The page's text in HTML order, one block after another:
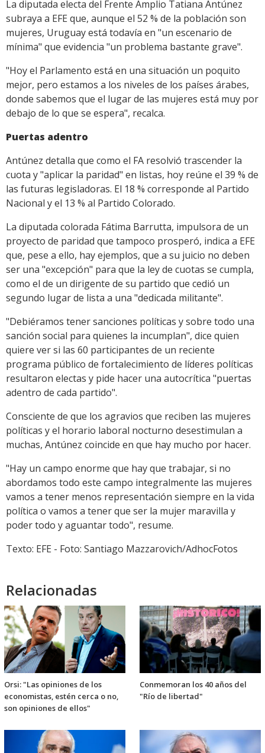
La diputada electa del Frente Amplio Tatiana Antúnez
subraya a EFE que, aunque el 52 % de la población son
mujeres, Uruguay está todavía en "un escenario de
mínima" que evidencia "un problema bastante grave".
"Hoy el Parlamento está en una situación un poquito
mejor, pero estamos a los niveles de los países árabes,
donde sabemos que el lugar de las mujeres está muy por
debajo de lo que se espera", recalca.
Puertas adentro
Antúnez detalla que como el FA resolvió trascender la
cuota y "aplicar la paridad" en listas, hoy reúne el 39 % de
las futuras legisladoras. El 18 % corresponde al Partido
Nacional y el 13 % al Partido Colorado.
La diputada colorada Fátima Barrutta, impulsora de un
proyecto de paridad que tampoco prosperó, indica a EFE
que, pese a ello, hay ejemplos, que a su juicio no deben
ser una "excepción" para que la ley de cuotas se cumpla,
como el de un dirigente de su partido que cedió un
segundo lugar de lista a una "dedicada militante".
"Debiéramos tener sanciones políticas y sobre todo una
sanción social para quienes la incumplan", dice quien
quiere ver si las 60 participantes de un reciente
programa público de fortalecimiento de líderes políticas
resultaron electas y pide hacer una autocrítica "puertas
adentro de cada partido".
Consciente de que los agravios que reciben las mujeres
políticas y el horario laboral nocturno desestimulan a
muchas, Antúnez coincide en que hay mucho por hacer.
"Hay un campo enorme que hay que trabajar, si no
abordamos todo este campo integralmente las mujeres
vamos a tener menos representación siempre en la vida
política o vamos a tener que ser la mujer maravilla y
poder todo y aguantar todo", resume.
Texto: EFE - Foto: Santiago Mazzarovich/AdhocFotos
Relacionadas
Orsi: "Las opiniones de los
economistas, estén cerca o no,
son opiniones de ellos"
Conmemoran los 40 años del
"Río de libertad"